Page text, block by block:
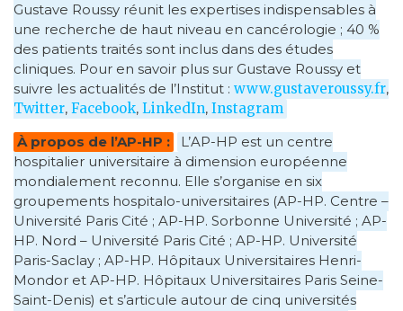
Gustave Roussy réunit les expertises indispensables à
une recherche de haut niveau en cancérologie ; 40 %
des patients traités sont inclus dans des études
cliniques. Pour en savoir plus sur Gustave Roussy et
suivre les actualités de l’Institut : www.gustaveroussy.fr,
Twitter, Facebook, LinkedIn, Instagram
À propos de l’AP-HP :
L’AP-HP est un centre
hospitalier universitaire à dimension européenne
mondialement reconnu. Elle s’organise en six
groupements hospitalo-universitaires (AP-HP. Centre –
Université Paris Cité ; AP-HP. Sorbonne Université ; AP-
HP. Nord – Université Paris Cité ; AP-HP. Université
Paris-Saclay ; AP-HP. Hôpitaux Universitaires Henri-
Mondor et AP-HP. Hôpitaux Universitaires Paris Seine-
Saint-Denis) et s’articule autour de cinq universités